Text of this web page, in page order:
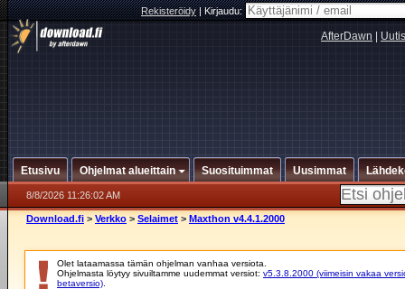
Rekisteröidy|Kirjaudu:
AfterDawn
Etusivu Ohjelmat alueittain Suosituimmat Uusimmat
8/8/2026 11:26:02 AM
Download.fi > Verkko > Selaimet > Maxthon v4.4.1.2000
Olet lataamassa tämän ohjelman vanhaa versiota.
Ohjelmasta löytyy sivuiltamme uudemmat versiot: v5.3.8.2000 (viimeisin vakaa
betaversio)